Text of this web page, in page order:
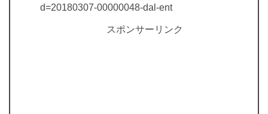
d=20180307-00000048-dal-ent
スポンサーリンク